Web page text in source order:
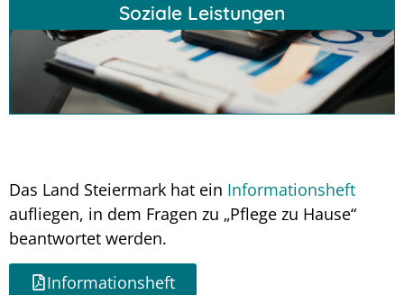
Soziale Leistungen
Das Land Steiermark hat ein Informationsheft
aufliegen, in dem Fragen zu „Pflege zu Hause“
beantwortet werden.
Informationsheft